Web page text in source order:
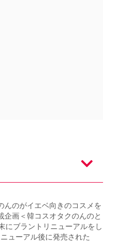
んのがイエベ向きのコスメを
企画＜韓コスオタクのんのと
にブラントリニューアルをし
ューアル後に発売された